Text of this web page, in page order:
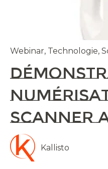
Webinar, Technologie,
Scanner
Kallisto